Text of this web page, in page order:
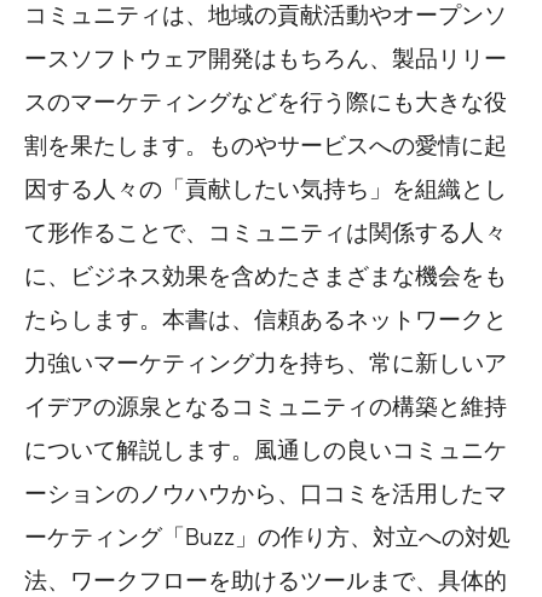
コミュニティは、地域の貢献活動やオープンソ
ースソフトウェア開発はもちろん、製品リリー
スのマーケティングなどを行う際にも大きな役
割を果たします。ものやサービスへの愛情に起
因する人々の「貢献したい気持ち」を組織とし
て形作ることで、コミュニティは関係する人々
に、ビジネス効果を含めたさまざまな機会をも
たらします。本書は、信頼あるネットワークと
力強いマーケティング力を持ち、常に新しいア
イデアの源泉となるコミュニティの構築と維持
について解説します。風通しの良いコミュニケ
ーションのノウハウから、口コミを活用したマ
ーケティング「Buzz」の作り方、対立への対処
法、ワークフローを助けるツールまで、具体的